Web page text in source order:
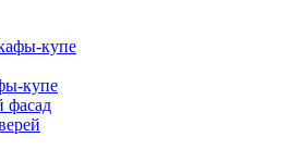
купе
купе
фасад